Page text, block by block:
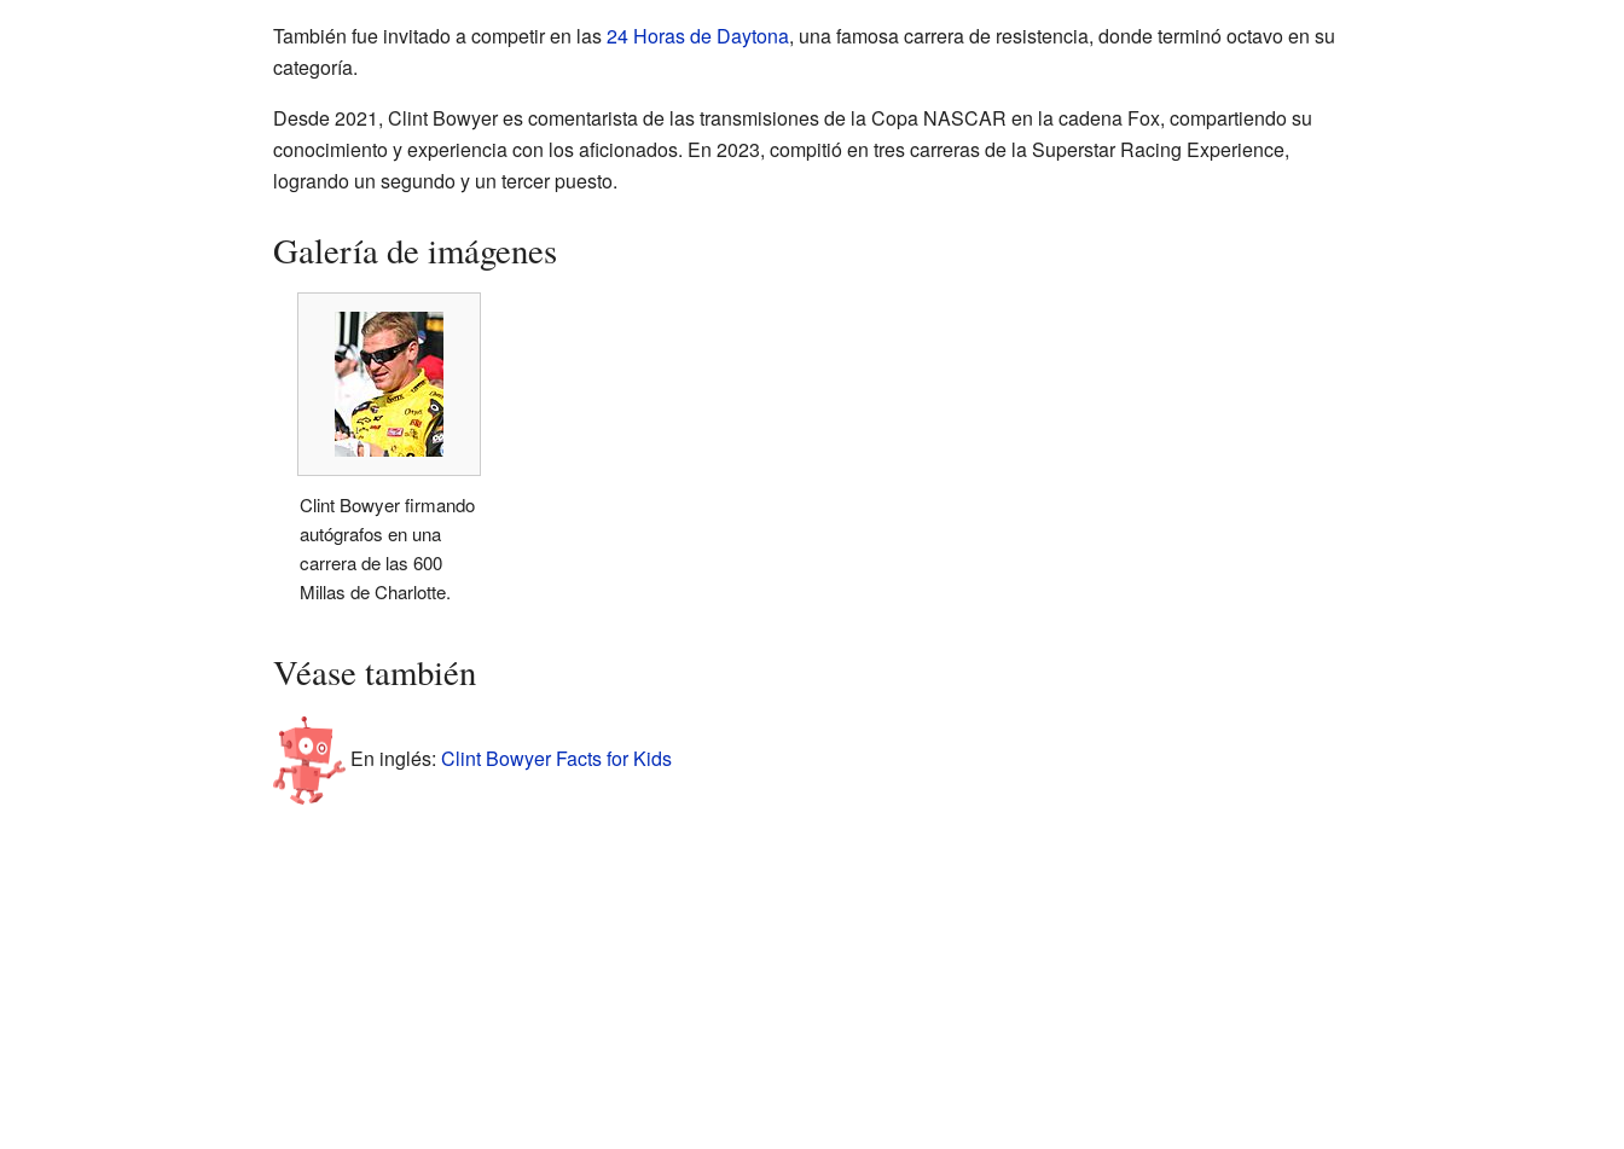
También fue invitado a competir en las24 Horas de Daytona, una famosa carrera de resistencia, donde terminó octavo en su
categoría.
Desde 2021, Clint Bowyer es comentarista de las transmisiones de la Copa NASCAR en la cadena Fox, compartiendo su
conocimiento y experiencia con los aficionados. En 2023, compitió en tres carreras de la Superstar Racing Experience,
logrando un segundo y un tercer puesto.
Galería de imágenes
Clint Bowyer firmando
autógrafos en una
carrera de las 600
Millas de Charlotte.
Véase también
En inglés: Clint Bowyer Facts for Kids